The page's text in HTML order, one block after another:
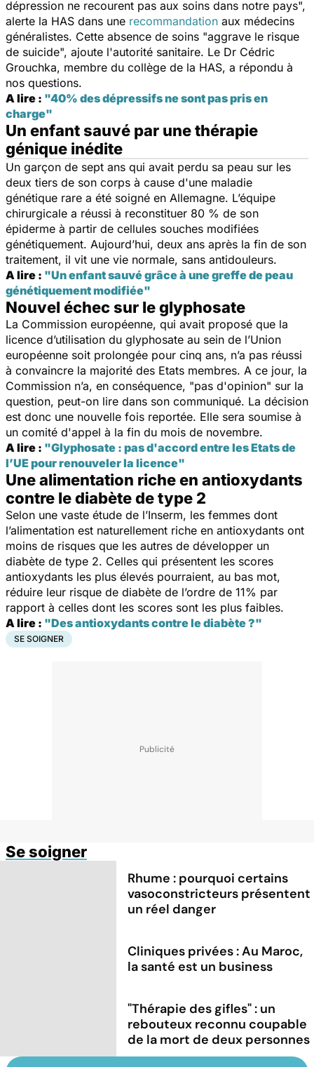
dépression ne recourent pas aux soins dans notre pays",
alerte la HAS dans une recommandation aux médecins
généralistes. Cette absence de soins "aggrave le risque
de suicide", ajoute l'autorité sanitaire. Le Dr Cédric
Grouchka, membre du collège de la HAS, a répondu à
nos questions.
A lire : "40% des dépressifs ne sont pas pris en
charge"
Un enfant sauvé par une thérapie
génique inédite
Un garçon de sept ans qui avait perdu sa peau sur les
deux tiers de son corps à cause d'une maladie
génétique rare a été soigné en Allemagne. L’équipe
chirurgicale a réussi à reconstituer 80 % de son
épiderme à partir de cellules souches modifiées
génétiquement. Aujourd’hui, deux ans après la fin de son
traitement, il vit une vie normale, sans antidouleurs.
A lire : "Un enfant sauvé grâce à une greffe de peau
génétiquement modifiée"
Nouvel échec sur le glyphosate
La Commission européenne, qui avait proposé que la
licence d’utilisation du glyphosate au sein de l’Union
européenne soit prolongée pour cinq ans, n’a pas réussi
à convaincre la majorité des Etats membres. A ce jour, la
Commission n’a, en conséquence, "pas d'opinion" sur la
question, peut-on lire dans son communiqué. La décision
est donc une nouvelle fois reportée. Elle sera soumise à
un comité d'appel à la fin du mois de novembre.
A lire : "Glyphosate : pas d'accord entre les Etats de
l’UE pour renouveler la licence"
Une alimentation riche en antioxydants
contre le diabète de type 2
Selon une vaste étude de l’Inserm, les femmes dont
l’alimentation est naturellement riche en antioxydants ont
moins de risques que les autres de développer un
diabète de type 2. Celles qui présentent les scores
antioxydants les plus élevés pourraient, au bas mot,
réduire leur risque de diabète de l’ordre de 11% par
rapport à celles dont les scores sont les plus faibles.
A lire : "Des antioxydants contre le diabète ?"
SE SOIGNER
Se soigner
Rhume : pourquoi certains
vasoconstricteurs présentent
un réel danger
Cliniques privées : Au Maroc,
la santé est un business
"Thérapie des gifles" : un
rebouteux reconnu coupable
de la mort de deux personnes